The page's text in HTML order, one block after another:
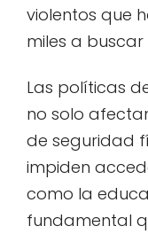
violentos que
miles a
Las políticas
no solo
de seguridad
impiden
como la
fundamental